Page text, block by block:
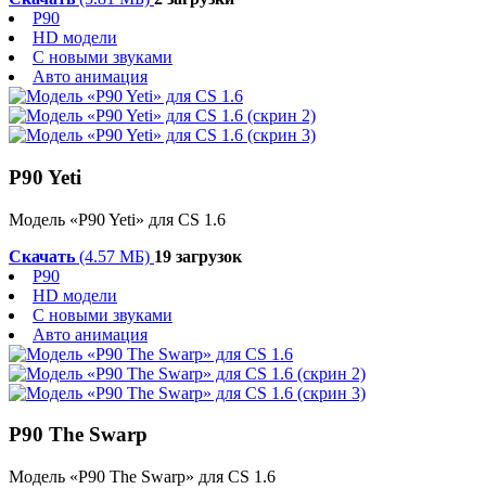
P90
HD модели
С новыми звуками
Авто анимация
P90 Yeti
Модель «P90 Yeti» для CS 1.6
Скачать (4.57 МБ) 19 загрузок
P90
HD модели
С новыми звуками
Авто анимация
P90 The Swarp
Модель «P90 The Swarp» для CS 1.6